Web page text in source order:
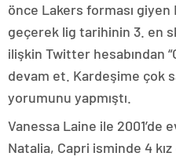
önce Lakers forması
geçerek lig tarihinin 3. en
ilişkin Twitter hesabından
devam et. Kardeşime çok
yorumunu yapmıştı.
Vanessa Laine ile 2001’de
Natalia, Capri isminde 4